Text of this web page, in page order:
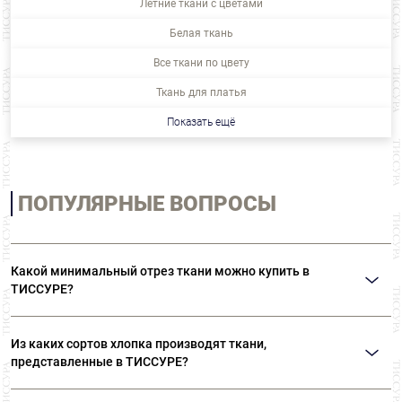
Летние ткани с цветами
Белая ткань
Все ткани по цвету
Ткань для платья
Показать ещё
ПОПУЛЯРНЫЕ ВОПРОСЫ
Какой минимальный отрез ткани можно купить в
ТИССУРЕ?
Из каких сортов хлопка производят ткани,
представленные в ТИССУРЕ?